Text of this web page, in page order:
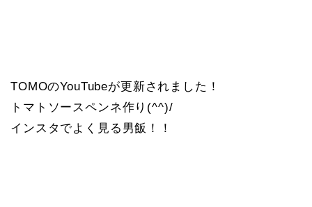
TOMOのYouTubeが更新されました！
トマトソースペンネ作り(^^)/
インスタでよく見る男飯！！